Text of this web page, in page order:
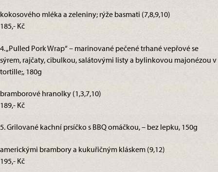
kokosového mléka a zeleniny; rýže basmati (7,8,9,10)
185,- Kč
4. „Pulled Pork Wrap“ – marinované pečené trhané vepřové se
sýrem, rajčaty, cibulkou, salátovými listy a bylinkovou majonézou v
tortille;, 180g
bramborové hranolky (1,3,7,10)
189,- Kč
5. Grilované kachní prsíčko s BBQ omáčkou, – bez lepku, 150g
americkými brambory a kukuřičným kláskem (9,12)
195,- Kč